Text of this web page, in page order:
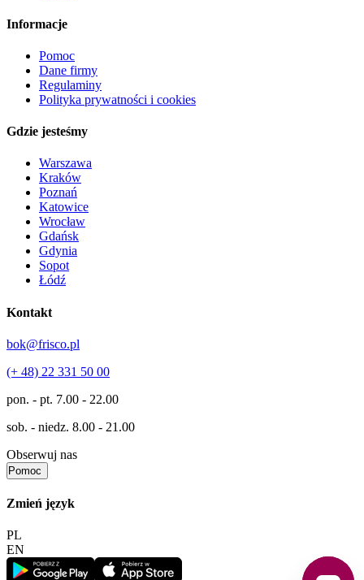
Informacje
Pomoc
Dane firmy
Regulaminy
Polityka prywatności i cookies
Gdzie jesteśmy
Warszawa
Kraków
Poznań
Katowice
Wrocław
Gdańsk
Gdynia
Sopot
Łódź
Kontakt
bok@frisco.pl
(+ 48) 22 331 50 00
pon. - pt. 7.00 - 22.00
sob. - niedz. 8.00 - 21.00
Obserwuj nas
Pomoc
Zmień język
PL
EN